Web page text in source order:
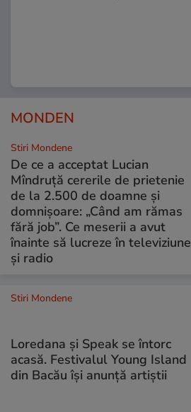
MONDEN
Stiri Mondene
De ce a acceptat Lucian
Mîndruță cererile de prietenie
de la 2.500 de doamne și
domnișoare: „Când am rămas
fără job”. Ce meserii a avut
înainte să lucreze în televiziune
și radio
Stiri Mondene
Loredana și Speak se întorc
acasă. Festivalul Young Island
din Bacău își anunță artiștii